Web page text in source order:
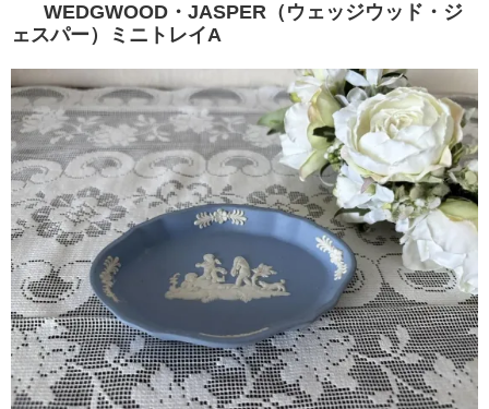
WEDGWOOD・JASPER（ウェッジウッド・ジ
ェスパー）ミニトレイA